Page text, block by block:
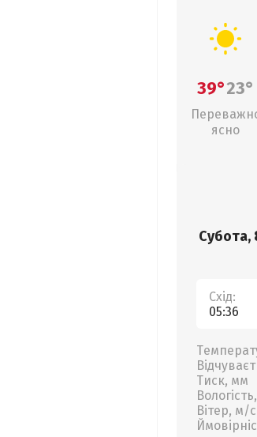
39°23°
ясно
Субота,
Схід:
05:36
Тиск, мм
Вітер, м/с